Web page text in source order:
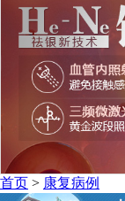
首页 > 康复病例